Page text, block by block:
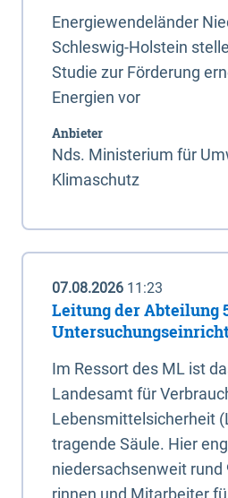
Energiewendeländer
Schleswig-Holstein
Studie zur Förderung
Energien vor
Anbieter
Nds. Ministerium für
Klimaschutz
07.08.2026 11:23
Leitung der Abteilung
Im Ressort des ML ist
Landesamt für
Lebensmittelsicherheit
tragende Säule. Hier
niedersachsenweit